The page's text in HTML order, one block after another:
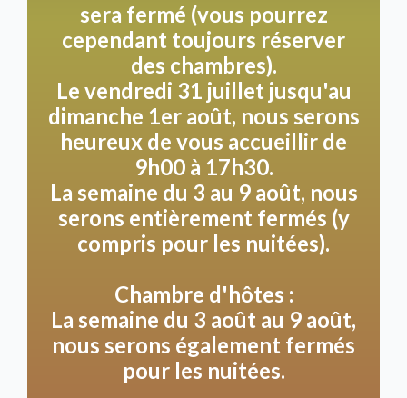
Nous essayons de travailler autant que possible avec
des produits et des fournisseurs qui se rapprochent
des saveurs traditionnelles “à l'ancienne”
authentiques. Ainsi, dans la mesure du possible, avec
un minimum d'additifs tels que des colorants et des
arômes artificiels. Nous cuisinons au rythme des
saisons. Souvent avec des produits locaux et des
entrepreneurs locaux ayant une vision. Ce dîner est
possible à partir de 8 personnes.
Un barbecue dans notre jardin.
Vous installer sur l'un de nos salons de jardin, les
pieds en l'air ou de préférence à une table sous l'un
des magnifiques arbres... avec un barbecue, les
possibilités sont nombreuses ! Une jolie table
dressée sur notre terrasse avec des fleurs et des
sera fermé (vous pourrez
cependant toujours réserver
des chambres).
Le vendredi 31 juillet jusqu'au
dimanche 1er août, nous serons
heureux de vous accueillir de
9h00 à 17h30.
La semaine du 3 au 9 août, nous
serons entièrement fermés (y
compris pour les nuitées).
Chambre d'hôtes :
La semaine du 3 août au 9 août,
nous serons également fermés
pour les nuitées.